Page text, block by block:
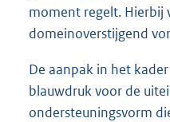
moment regelt. Hierbij
domeinoverstijgend
De aanpak in het
blauwdruk voor de
ondersteuningsvorm